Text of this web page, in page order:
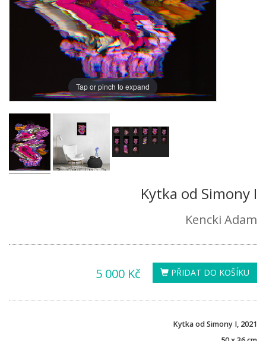
Tap or pinch to expand
Kytka od Simony I
Kencki Adam
PŘIDAT DO KOŠÍKU
5 000 Kč
Kytka od Simony I, 2021